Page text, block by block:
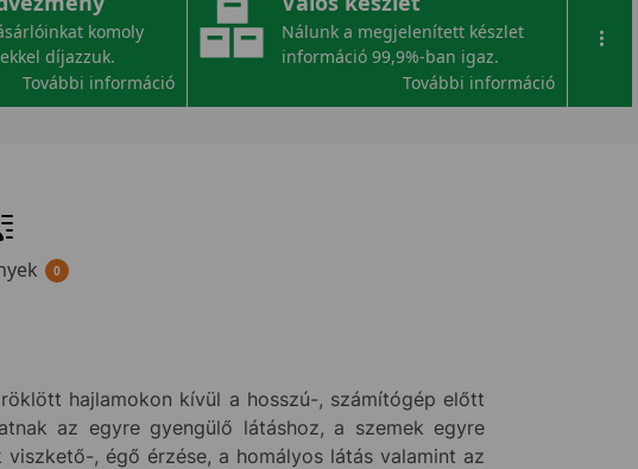
komoly
díjazzuk.
További információ
Nálunk a megjelenített készlet
információ 99,9%-ban igaz.
További információ
...
0
hajlamokon kívül a hosszú-, számítógép előtt
az egyre gyengülő látáshoz, a szemek egyre
, égő érzése, a homályos látás valamint az